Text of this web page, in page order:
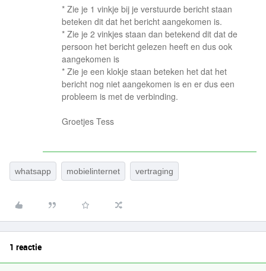
* Zie je 1 vinkje bij je verstuurde bericht staan
beteken dit dat het bericht aangekomen is.
* Zie je 2 vinkjes staan dan betekend dit dat de
persoon het bericht gelezen heeft en dus ook
aangekomen is
* Zie je een klokje staan beteken het dat het
bericht nog niet aangekomen is en er dus een
probleem is met de verbinding.
Groetjes Tess
whatsapp mobielinternet vertraging
1 reactie